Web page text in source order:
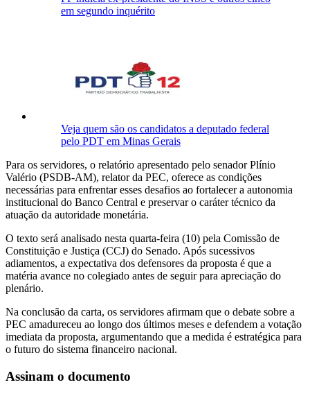
em segundo inquérito
Veja quem são os candidatos a deputado federal
pelo PDT em Minas Gerais
Para os servidores, o relatório apresentado pelo senador Plínio
Valério (PSDB-AM), relator da PEC, oferece as condições
necessárias para enfrentar esses desafios ao fortalecer a autonomia
institucional do Banco Central e preservar o caráter técnico da
atuação da autoridade monetária.
O texto será analisado nesta quarta-feira (10) pela Comissão de
Constituição e Justiça (CCJ) do Senado. Após sucessivos
adiamentos, a expectativa dos defensores da proposta é que a
matéria avance no colegiado antes de seguir para apreciação do
plenário.
Na conclusão da carta, os servidores afirmam que o debate sobre a
PEC amadureceu ao longo dos últimos meses e defendem a votação
imediata da proposta, argumentando que a medida é estratégica para
o futuro do sistema financeiro nacional.
Assinam o documento